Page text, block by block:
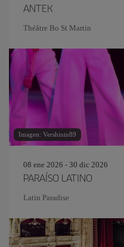
ANTEK
Théâtre Bo St Martin
Imagen: Vershinin89
08 ene 2026 - 30 dic 2026
PARAÍSO LATINO
Latin Paradise